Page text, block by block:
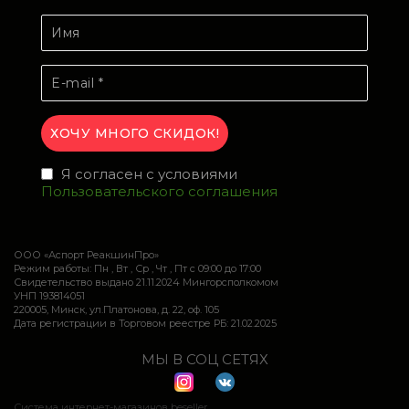
Я согласен с условиями
Пользовательского соглашения
ООО «Аспорт РеакшинПро»
Режим работы: Пн , Вт , Ср , Чт , Пт c 09:00 до 17:00
Свидетельство выдано 21.11.2024 Мингорсполкомом
УНП 193814051
220005, Минск, ул.Платонова, д. 22, оф. 105
Дата регистрации в Торговом реестре РБ: 21.02.2025
МЫ В СОЦ СЕТЯХ